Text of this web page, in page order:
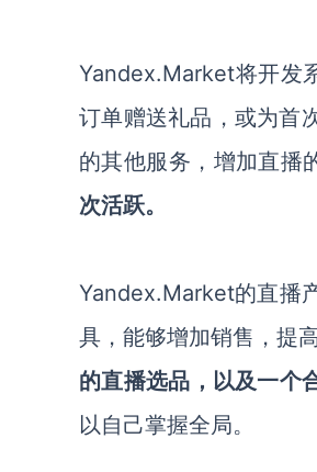
Yandex.Market将开发
订单赠送礼品，或为首
的其他服务，增加直播
次活跃。
Yandex.Market的直播
具，能够增加销售，提
的直播选品，以及一个
以自己掌握全局。